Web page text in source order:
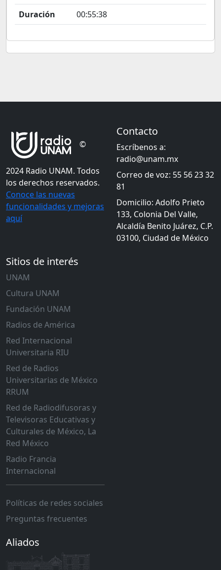
Duración
00:55:38
©
2024 Radio UNAM. Todos
los derechos reservados.
Conoce las nuevas
funcionalidades y mejoras
aquí
Contacto
Escríbenos a:
radio@unam.mx
Correo de voz: 55 56 23 32
81
Domicilio: Adolfo Prieto
133, Colonia Del Valle,
Alcaldía Benito Juárez, C.P.
03100, Ciudad de México
Sitios de interés
UNAM
Cultura UNAM
Fundación UNAM
Radios de América
Red Internacional
Universitaria RIU
Red de Radios
Universitarias de México
RRUM
Red de Radiodifusoras y
Televisoras Educativas y
Culturales de México, La
Red México
Radio Francia
Internacional
Políticas de redes sociales
Preguntas frecuentes
Aliados